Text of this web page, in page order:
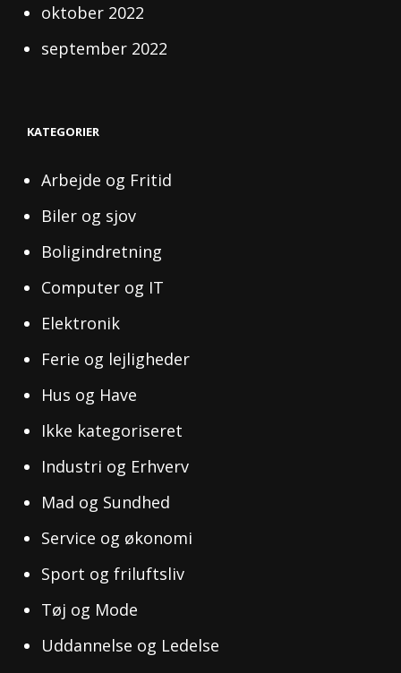
oktober 2022
september 2022
KATEGORIER
Arbejde og Fritid
Biler og sjov
Boligindretning
Computer og IT
Elektronik
Ferie og lejligheder
Hus og Have
Ikke kategoriseret
Industri og Erhverv
Mad og Sundhed
Service og økonomi
Sport og friluftsliv
Tøj og Mode
Uddannelse og Ledelse